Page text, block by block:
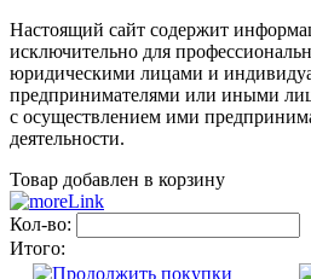
Настоящий сайт содержит
исключительно для
юридическими лицами и
предпринимателями или иными
с осуществлением ими
деятельности.
Товар добавлен в корзину
Кол-во:
Итого: